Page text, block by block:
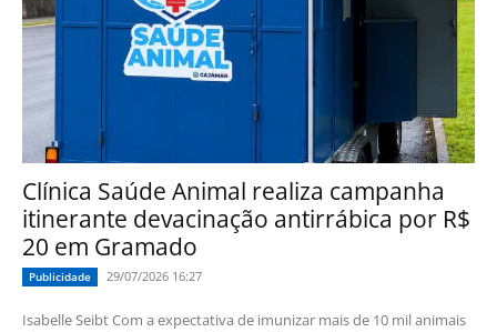
Clínica Saúde Animal realiza campanha
itinerante devacinação antirrábica por R$
20 em Gramado
Publicidade 29/07/2026 16:27
Isabelle Seibt Com a expectativa de imunizar mais de 10 mil animais